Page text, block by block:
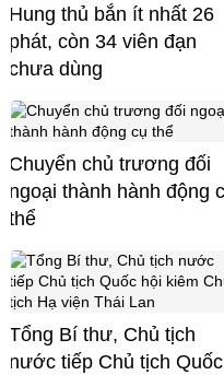
Hung thủ bắn ít nhất 26
phát, còn 34 viên đạn
chưa dùng
Chuyển chủ trương đối
ngoại thành hành động
thể
Tổng Bí thư, Chủ tịch
nước tiếp Chủ tịch Quốc